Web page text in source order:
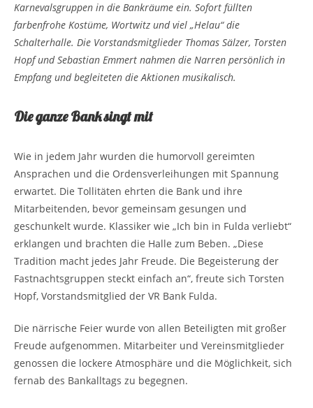
Karnevalsgruppen in die Bankräume ein. Sofort füllten
farbenfrohe Kostüme, Wortwitz und viel „Helau“ die
Schalterhalle. Die Vorstandsmitglieder Thomas Sälzer, Torsten
Hopf und Sebastian Emmert nahmen die Narren persönlich in
Empfang und begleiteten die Aktionen musikalisch.
Die ganze Bank singt mit
Wie in jedem Jahr wurden die humorvoll gereimten
Ansprachen und die Ordensverleihungen mit Spannung
erwartet. Die Tollitäten ehrten die Bank und ihre
Mitarbeitenden, bevor gemeinsam gesungen und
geschunkelt wurde. Klassiker wie „Ich bin in Fulda verliebt“
erklangen und brachten die Halle zum Beben. „Diese
Tradition macht jedes Jahr Freude. Die Begeisterung der
Fastnachtsgruppen steckt einfach an“, freute sich Torsten
Hopf, Vorstandsmitglied der VR Bank Fulda.
Die närrische Feier wurde von allen Beteiligten mit großer
Freude aufgenommen. Mitarbeiter und Vereinsmitglieder
genossen die lockere Atmosphäre und die Möglichkeit, sich
fernab des Bankalltags zu begegnen.